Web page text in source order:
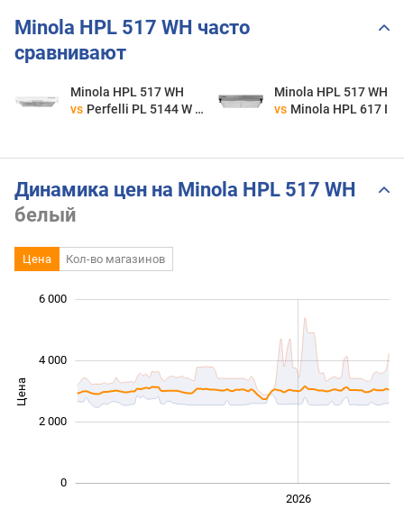
Minola HPL 517 WH часто
сравнивают
Minola HPL 517 WH
vs Perfelli PL 5144 W LED
Minola HPL 517 WH
vs Minola HPL 617 I
Динамика цен на Minola HPL 517 WH
белый
Цена Кол-во магазинов
Цена
0
2 000
4 000
6 000
2026